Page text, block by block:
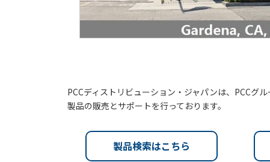
PCCディストリビューション・ジャパンは、PCCグ
製品の販売とサポートを行っております。
製品検索はこちら